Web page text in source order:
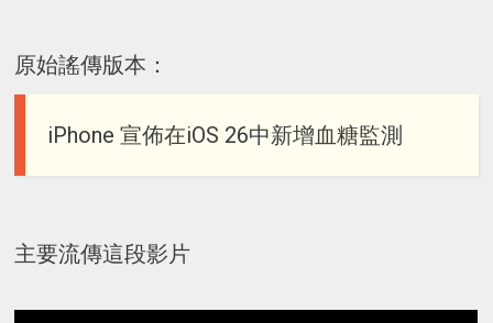
原始謠傳版本：
iPhone 宣佈在iOS 26中新增血糖監測
主要流傳這段影片